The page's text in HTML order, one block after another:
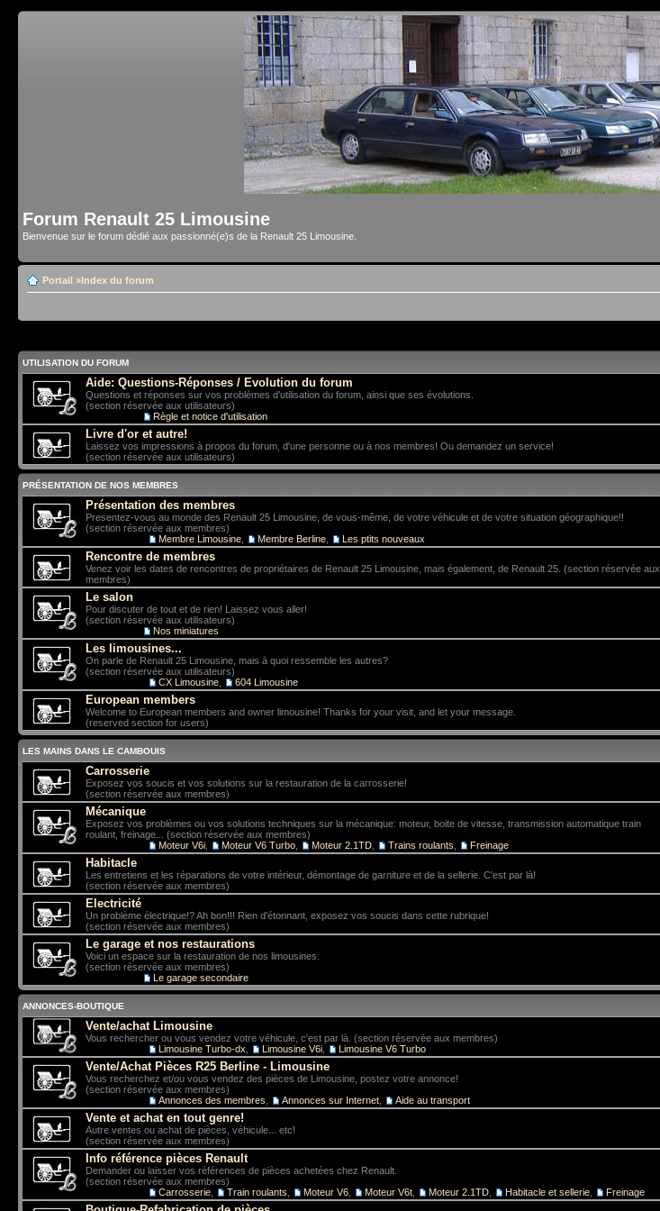
Forum Renault 25 Limousine
Bienvenue sur le forum dédié aux passionné(e)s de la Renault 25 Limousine.
Portail »Index du forum
UTILISATION DU FORUM
Aide: Questions-Réponses / Evolution du forum
Questions et réponses sur vos problèmes d'utilisation du forum, ainsi que ses évolutions.
(section réservée aux utilisateurs)
Règle et notice d'utilisation
Livre d'or et autre!
Laissez vos impressions à propos du forum, d'une personne ou à nos membres! Ou demandez un service!
(section réservée aux utilisateurs)
PRÉSENTATION DE NOS MEMBRES
Présentation des membres
Presentez-vous au monde des Renault 25 Limousine, de vous-même, de votre véhicule et de votre situation géographique!!
(section réservée aux membres)
Membre Limousine Membre Berline Les ptits nouveaux
Rencontre de membres
Venez voir les dates de rencontres de propriétaires de Renault 25 Limousine, mais également, de Renault 25. (section réservée aux
membres)
Le salon
Pour discuter de tout et de rien! Laissez vous aller!
(section réservée aux utilisateurs)
Nos miniatures
Les limousines...
On parle de Renault 25 Limousine, mais à quoi ressemble les autres?
(section réservée aux utilisateurs)
CX Limousine 604 Limousine
European members
Welcome to European members and owner limousine! Thanks for your visit, and let your message.
(reserved section for users)
LES MAINS DANS LE CAMBOUIS
Carrosserie
Exposez vos soucis et vos solutions sur la restauration de la carrosserie!
(section réservée aux membres)
Mécanique
Exposez vos problèmes ou vos solutions techniques sur la mécanique: moteur, boite de vitesse, transmission automatique train
roulant, freinage... (section réservée aux membres)
Moteur V6i Moteur V6 Turbo Moteur 2.1TD Trains roulants Freinage
Habitacle
Les entretiens et les réparations de votre intérieur, démontage de garniture et de la sellerie. C'est par là!
(section réservée aux membres)
Electricité
Un problème électrique!? Ah bon!!! Rien d'étonnant, exposez vos soucis dans cette rubrique!
(section réservée aux membres)
Le garage et nos restaurations
Voici un espace sur la restauration de nos limousines.
(section réservée aux membres)
Le garage secondaire
ANNONCES-BOUTIQUE
Vente/achat Limousine
Vous rechercher ou vous vendez votre véhicule, c'est par là. (section réservée aux membres)
Limousine Turbo-dx Limousine V6i Limousine V6 Turbo
Vente/Achat Pièces R25 Berline - Limousine
Vous recherchez et/ou vous vendez des pièces de Limousine, postez votre annonce!
(section réservée aux membres)
Annonces des membres Annonces sur Internet Aide au transport
Vente et achat en tout genre!
Autre ventes ou achat de pièces, véhicule... etc!
(section réservée aux membres)
Info référence pièces Renault
Demander ou laisser vos références de pièces achetées chez Renault.
(section réservée aux membres)
Carrosserie Train roulants Moteur V6 Moteur V6t Moteur 2.1TD Habitacle et sellerie Freinage